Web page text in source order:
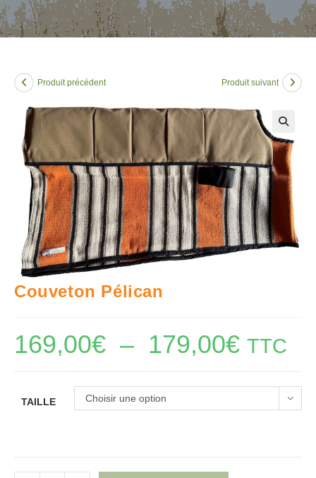
Produit précédent Produit suivant
🔍
Couveton Pélican
169,00€ – 179,00€ prix :
179,00€
TTC
TAILLE Choisir une option